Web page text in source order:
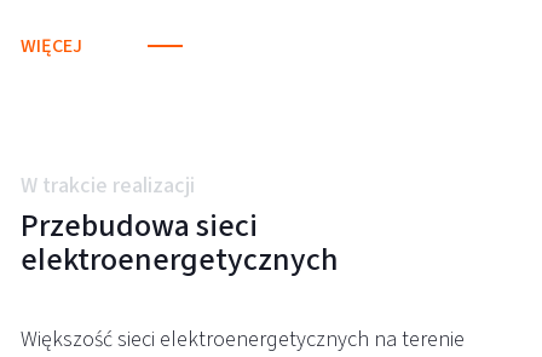
WIĘCEJ
W trakcie realizacji
Przebudowa sieci
elektroenergetycznych
Większość sieci elektroenergetycznych na terenie